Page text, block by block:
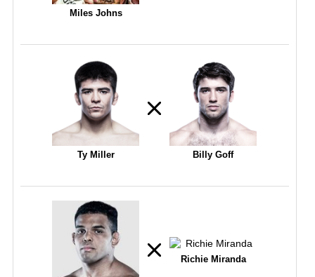
Miles Johns
Ty Miller Billy Goff
Richie Miranda